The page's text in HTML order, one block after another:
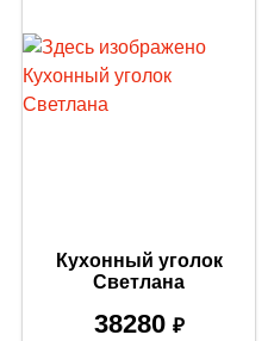
Кухонный уголок
Светлана
38280 ₽